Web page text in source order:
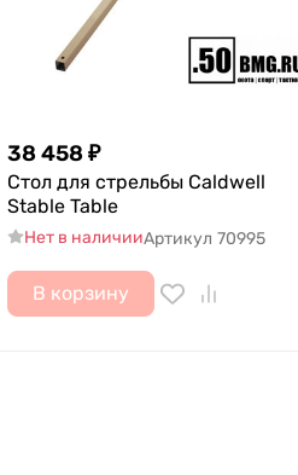
38 458 ₽
Стол для стрельбы Caldwell
Stable Table
Нет в наличииАртикул 70995
В корзину